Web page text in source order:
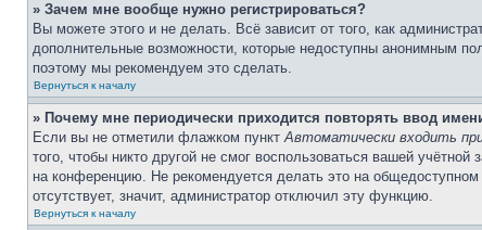
» Зачем мне вообще нужно регистрироваться?
Вы можете этого и не делать. Всё зависит от того, как
дополнительные возможности, которые недоступны анонимным
поэтому мы рекомендуем это сделать.
Вернуться к началу
» Почему мне периодически приходится повторять ввод
Если вы не отметили флажком пунктАвтоматически входить
того, чтобы никто другой не смог воспользоваться вашей
на конференцию. Не рекомендуется делать это на
отсутствует, значит, администратор отключил эту функцию.
Вернуться к началу